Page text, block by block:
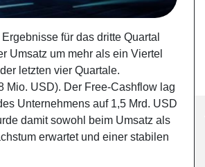
für das dritte Quartal
Umsatz um mehr als ein Viertel
letzten vier Quartale.
Mio. USD). Der Free-Cashflow lag
Unternehmens auf 1,5 Mrd. USD
damit sowohl beim Umsatz als
erwartet und einer stabilen